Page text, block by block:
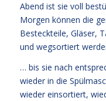
Abend ist sie voll
Morgen können die
Besteckteile, Gläser,
und wegsortiert
… bis sie nach
wieder in die
wieder einsortiert,